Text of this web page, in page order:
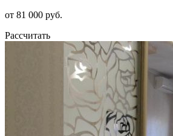
от 81 000 руб.
Рассчитать